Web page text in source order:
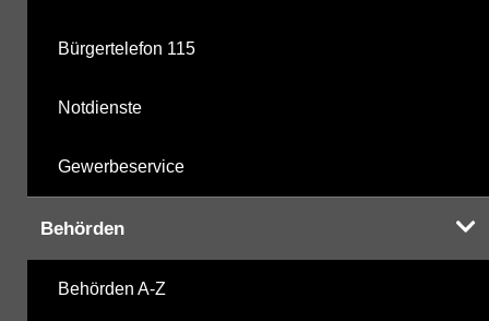
Bürgertelefon 115
Notdienste
Gewerbeservice
Behörden
Behörden A-Z